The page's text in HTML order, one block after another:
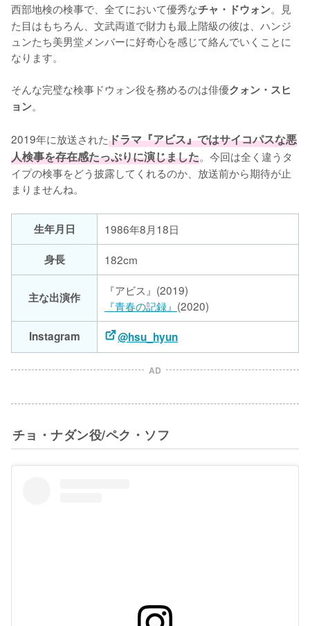
西部地検の検事で、全てにおいて優秀なチャ・ドウォン。見
た目はもちろん、文武両道で財力も最上階級の彼は、ハンジ
ュンたち美男堂メンバーに好奇心を感じて絡んでいくことに
なります。
そんな完璧な検事ドウォン役を務めるのは俳優クォン・スヒ
ョン。
2019年に放送されたドラマ『アビス』ではサイコパスな悪
人検事を存在感たっぷりに演じました。今回は全く違うタ
イプの検事をどう披露してくれるのか、放送前から期待が止
まりませんね。
生年月日
1986年8月18日
身長
182cm
主な出演作
『青春の記録』 (2020)
Instagram
@hsu_hyun
AD
チョ・ナダン役/ペク・ソフ